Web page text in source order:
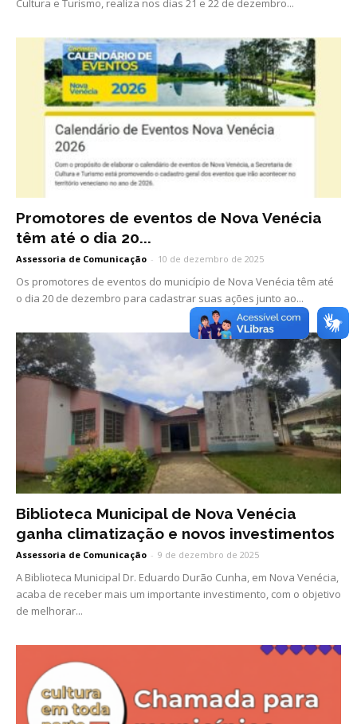
Cultura e Turismo, realiza nos dias 21 e 22 de dezembro...
Promotores de eventos de Nova Venécia
têm até o dia 20...
Assessoria de Comunicação - 10 de dezembro de 2025
Os promotores de eventos do município de Nova Venécia têm até
o dia 20 de dezembro para cadastrar suas ações junto ao...
Biblioteca Municipal de Nova Venécia
ganha climatização e novos investimentos
Assessoria de Comunicação - 9 de dezembro de 2025
A Biblioteca Municipal Dr. Eduardo Durão Cunha, em Nova Venécia,
acaba de receber mais um importante investimento, com o objetivo
de melhorar...